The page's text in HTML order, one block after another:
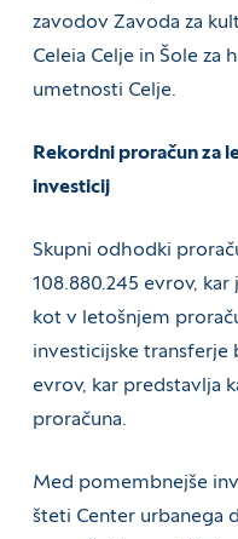
zavodov Zavoda za
Celeia Celje in Šole za
umetnosti Celje.
Rekordni proračun za
investicij
Skupni odhodki
108.880.245 evrov,
kot v letošnjem
investicijske
evrov, kar predstavlja
proračuna.
Med pomembnejše
šteti Center urbanega